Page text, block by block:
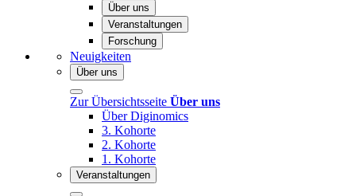
Über uns
Veranstaltungen
Forschung
Neuigkeiten
Über uns
Zur Übersichtsseite Über uns
Über Diginomics
3. Kohorte
2. Kohorte
1. Kohorte
Veranstaltungen